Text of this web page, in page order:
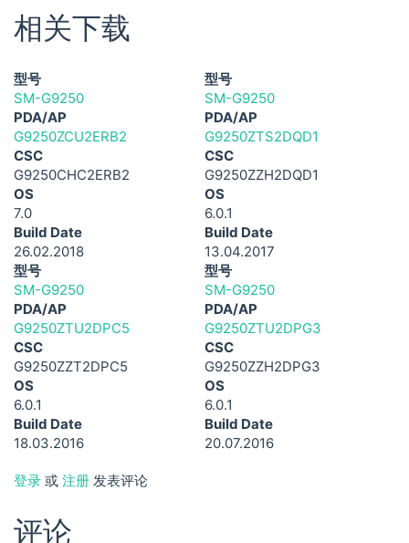
相关下载
型号
SM-G9250
PDA/AP
G9250ZCU2ERB2
CSC
G9250CHC2ERB2
OS
7.0
Build Date
26.02.2018
型号
SM-G9250
PDA/AP
G9250ZTS2DQD1
CSC
G9250ZZH2DQD1
OS
6.0.1
Build Date
13.04.2017
型号
SM-G9250
PDA/AP
G9250ZTU2DPC5
CSC
G9250ZZT2DPC5
OS
6.0.1
Build Date
18.03.2016
型号
SM-G9250
PDA/AP
G9250ZTU2DPG3
CSC
G9250ZZH2DPG3
OS
6.0.1
Build Date
20.07.2016
登录 或 注册 发表评论
评论